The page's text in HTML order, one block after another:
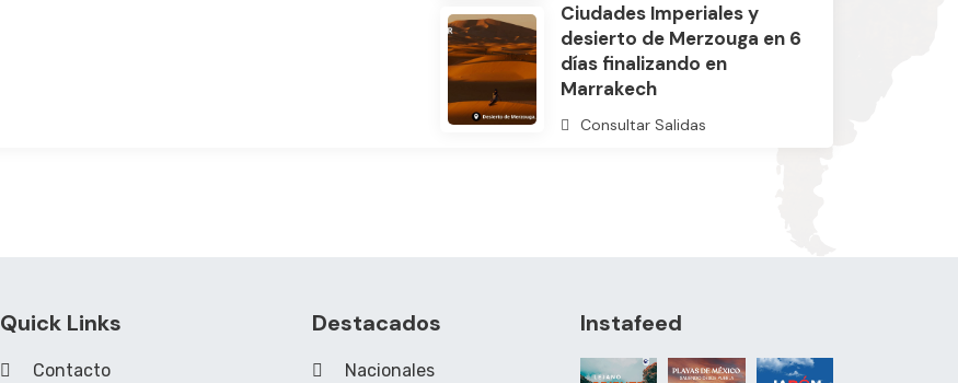
Ciudades Imperiales y
desierto de Merzouga en 6
días finalizando en
Marrakech
Consultar Salidas
Quick Links
Contacto
Destacados
Nacionales
Instafeed